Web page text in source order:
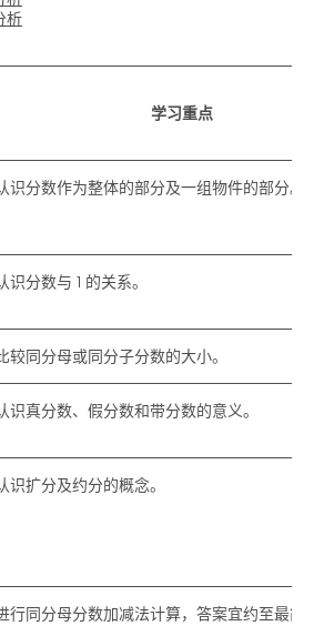
析
学习重点
识分数作为整体的部分及一组物件的部分。
识分数与 1 的关系。
较同分母或同分子分数的大小。
识真分数、假分数和带分数的意义。
识扩分及约分的概念。
行同分母分数加减法计算，答案宜约至最简